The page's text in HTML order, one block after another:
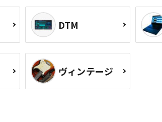
DTM
ヴィンテージ